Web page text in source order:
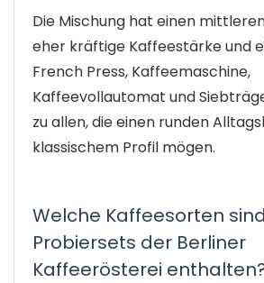
Die Mischung hat einen
eher kräftige Kaffeestärke und
French Press, Kaffeemaschine,
Kaffeevollautomat und
zu allen, die einen runden
klassischem Profil mögen.
Welche Kaffeesorten
Probiersets der Berliner
Kaffeerösterei